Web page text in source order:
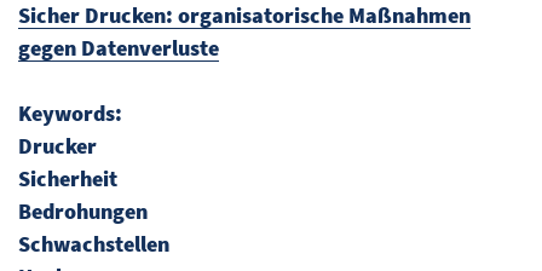
Sicher Drucken: organisatorische Maßnahmen
gegen Datenverluste
Keywords:
Drucker
Sicherheit
Bedrohungen
Schwachstellen